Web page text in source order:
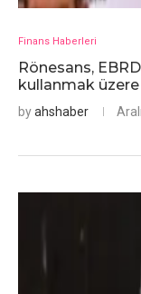
Finans Haberleri
Rönesans,
kullanmak
byahshaber